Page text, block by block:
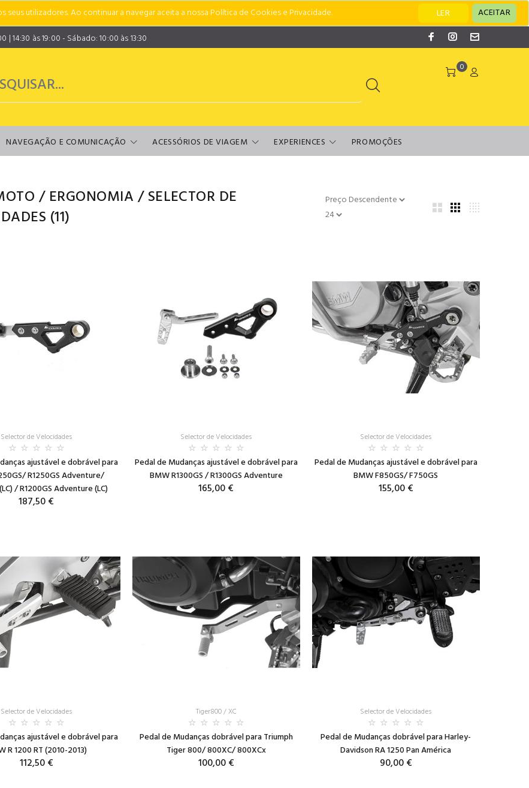
utilizadores. Ao continuar a navegar aceita a nossa Política de Cookies e Privacidade. LER
ACEITAR
| 14:30 às 19:00 - Sábado: 10:00 às 13:30
0
NAVEGAÇÃO E COMUNICAÇÃO ACESSÓRIOS DE VIAGEM EXPERIENCES PROMOÇÕES
/ ERGONOMIA / SELECTOR DE
(11)
Selector de Velocidades
ajustável e dobrável para
R1250GS Adventure/
/ R1200GS Adventure (LC)
187,50 €
Selector de Velocidades
Pedal de Mudanças ajustável e dobrável para
BMW R1300GS / R1300GS Adventure
165,00 €
Selector de Velocidades
Pedal de Mudanças ajustável e dobrável para
BMW F850GS/ F750GS
155,00 €
Selector de Velocidades
ajustável e dobrável para
R 1200 RT (2010-2013)
112,50 €
Tiger800 / XC
Pedal de Mudanças dobrável para Triumph
Tiger 800/ 800XC/ 800XCx
100,00 €
Selector de Velocidades
Pedal de Mudanças dobrável para Harley-
Davidson RA 1250 Pan América
90,00 €